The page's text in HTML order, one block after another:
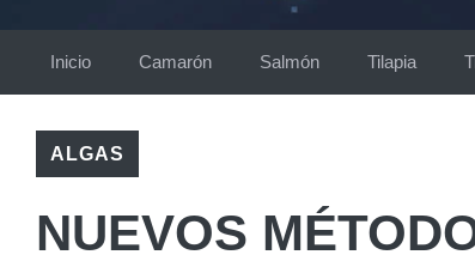
Inicio Camarón Salmón Tilapia
ALGAS
NUEVOS